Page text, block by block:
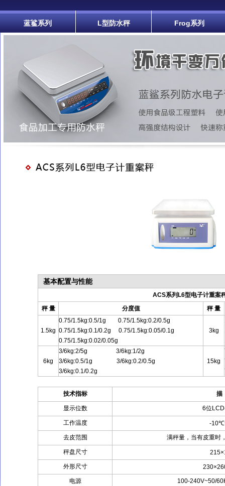
蓝鲨系列 L型防水秤 Frog系列
基本配置与性能
ACS系列L6型电子计重案
秤 量
分度值 秤 量
1.5kg
0.75/1.5kg:0.5/1g 0.75/1.5kg:0.2/0.5g
0.75/1.5kg:0.1/0.2g 0.75/1.5kg:0.05/0.1g
0.75/1.5kg:0.02/0.05g
3kg
6kg
3/6kg:2/5g 3/6kg:1/2g
3/6kg:0.5/1g 3/6kg:0.2/0.5g
3/6kg:0.1/0.2g
15kg
技术指标
显示位数 6位
工作温度
-
去皮范围
满秤量，当有皮重时
秤盘尺寸
外形尺寸
电源
100-240V~50/